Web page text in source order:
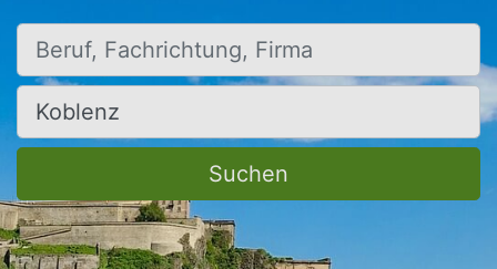
Beruf, Fachrichtung, Firma
Ort, Stadt
Suchen